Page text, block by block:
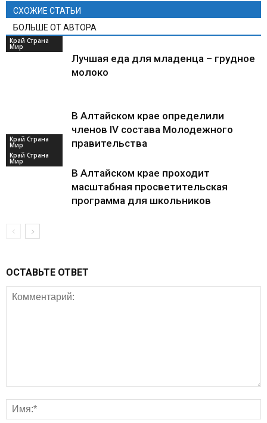
СХОЖИЕ СТАТЬИ
БОЛЬШЕ ОТ АВТОРА
Край Страна
Мир
Лучшая еда для младенца – грудное
молоко
Край Страна
Мир
В Алтайском крае определили
членов IV состава Молодежного
правительства
Край Страна
Мир
В Алтайском крае проходит
масштабная просветительская
программа для школьников
ОСТАВЬТЕ ОТВЕТ